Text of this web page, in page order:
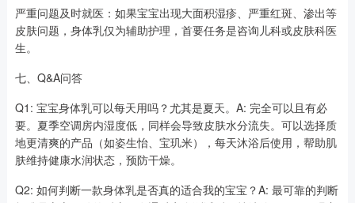
严重问题及时就医：如果宝宝出现大面积湿疹、严重红斑、渗出等
皮肤问题，身体乳仅为辅助护理，首要任务是咨询儿科或皮肤科医
生。
七、Q&A问答
Q1: 宝宝身体乳可以每天用吗？尤其是夏天。A: 完全可以且有必
要。夏季空调房内湿度低，同样会导致皮肤水分流失。可以选择质
地更清爽的产品（如姿生怡、宝玑米），每天沐浴后使用，帮助肌
肤维持健康水润状态，预防干燥。
Q2: 如何判断一款身体乳是否真的适合我的宝宝？A: 最可靠的判断